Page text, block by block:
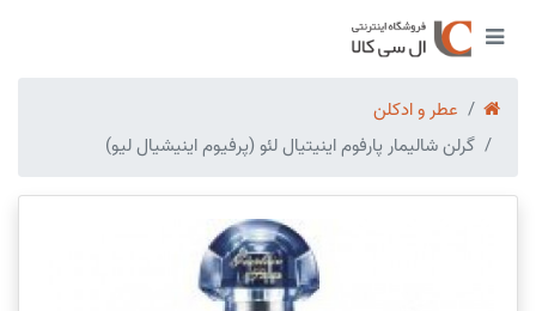
عطر و ادکلن
گرلن شالیمار پارفوم اینیتیال لئو (پرفیوم اینیشیال لیو)